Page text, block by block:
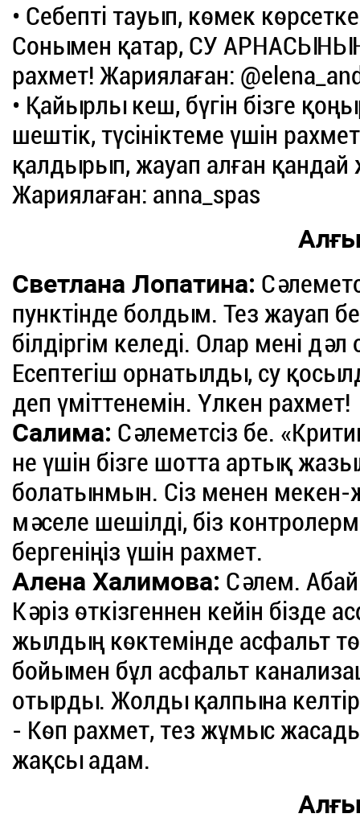
• Себепті тауып, көмек
Сонымен қатар, СУ
рахмет! Жариялаған:
• Қайырлы кеш, бүгін бізге
шештік, түсініктеме үшін
қалдырып, жауап алған
Жариялаған: anna_spas
Светлана Лопатина:
пунктінде болдым. Тез жауап
білдіргім келеді. Олар мені
Есептегіш орнатылды, су
деп үміттенемін. Үлкен рахмет!
Салима: Сәлеметсіз бе.
не үшін бізге шотта артық
болатынмын. Сіз менен мекен-
мәселе шешілді, біз
бергеніңіз үшін рахмет.
Алена Халимова: Сәлем.
Кәріз өткізгеннен кейін бізде
жылдың көктемінде асфальт
бойымен бұл асфальт
отырды. Жолды қалпына
- Көп рахмет, тез жұмыс
жақсы адам.